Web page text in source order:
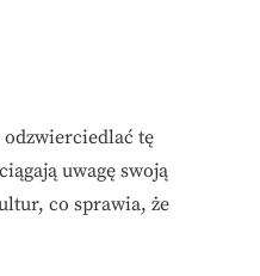
tę
uwagę swoją
co sprawia, że